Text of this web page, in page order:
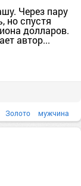
Через пару
но спустя
долларов.
автор...
Золото мужчина